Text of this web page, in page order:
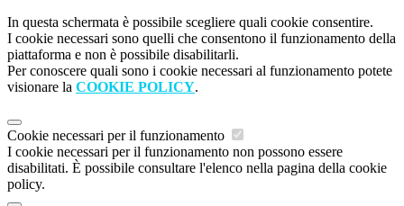
In questa schermata è possibile scegliere quali cookie consentire.
I cookie necessari sono quelli che consentono il funzionamento della
piattaforma e non è possibile disabilitarli.
Per conoscere quali sono i cookie necessari al funzionamento potete
visionare la COOKIE POLICY.
Cookie necessari per il funzionamento
I cookie necessari per il funzionamento non possono essere
disabilitati. È possibile consultare l'elenco nella pagina della cookie
policy.